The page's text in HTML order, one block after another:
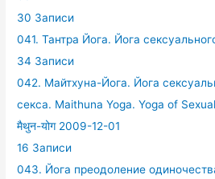
30 Записи
041. Тантра Йога. Йога
34 Записи
042. Майтхуна-Йога. Йога
секса. Maithuna Yoga. Yoga of
मैथुन-योग 2009-12-01
16 Записи
043. Йога преодоление